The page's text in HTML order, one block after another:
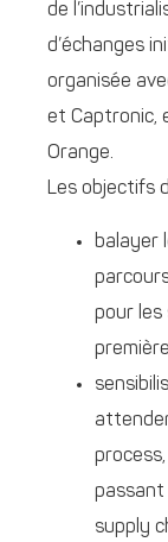
de
d’échanges
organisée
et Captronic,
Orange.
Les objectifs
balayer
pour les
passant
supply